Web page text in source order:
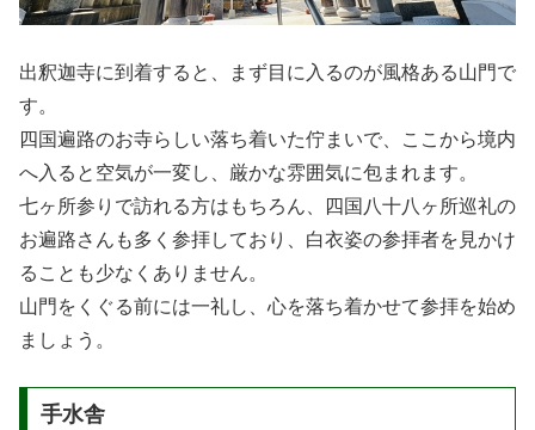
出釈迦寺に到着すると、まず目に入るのが風格ある山門で
す。
四国遍路のお寺らしい落ち着いた佇まいで、ここから境内
へ入ると空気が一変し、厳かな雰囲気に包まれます。
七ヶ所参りで訪れる方はもちろん、四国八十八ヶ所巡礼の
お遍路さんも多く参拝しており、白衣姿の参拝者を見かけ
ることも少なくありません。
山門をくぐる前には一礼し、心を落ち着かせて参拝を始め
ましょう。
手水舎